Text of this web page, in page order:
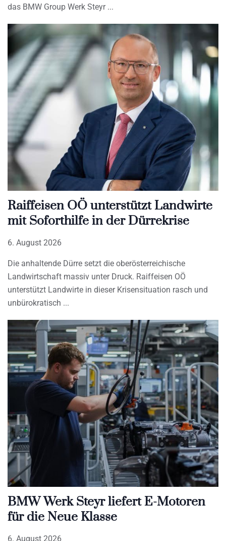
das BMW Group Werk Steyr
Raiffeisen OÖ unterstützt Landwirte
mit Soforthilfe in der Dürrekrise
6. August 2026
Die anhaltende Dürre setzt die oberösterreichische
Landwirtschaft massiv unter Druck. Raiffeisen OÖ
unterstützt Landwirte in dieser Krisensituation rasch und
unbürokratisch
BMW Werk Steyr liefert E-Motoren
für die Neue Klasse
6. August 2026